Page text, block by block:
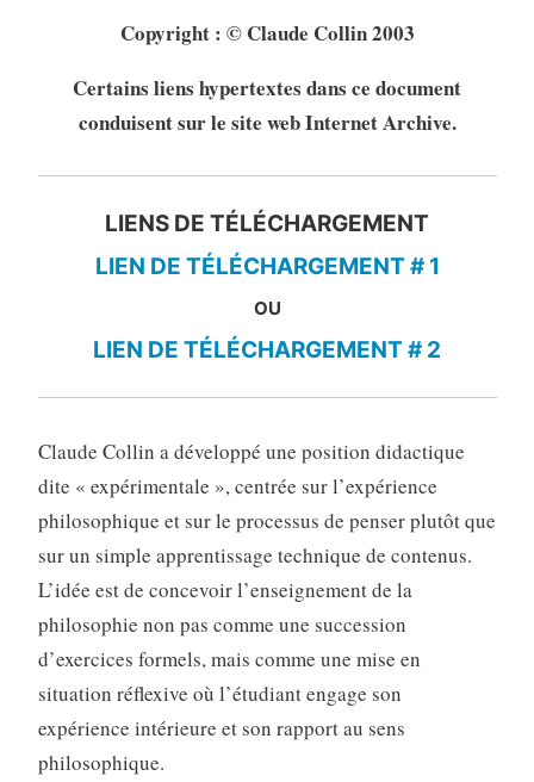
Copyright : © Claude Collin 2003
Certains liens hypertextes dans ce document
conduisent sur le site web Internet Archive.
LIENS DE TÉLÉCHARGEMENT
LIEN DE TÉLÉCHARGEMENT # 1
OU
LIEN DE TÉLÉCHARGEMENT # 2
Claude Collin a développé une position didactique
dite « expérimentale », centrée sur l’expérience
philosophique et sur le processus de penser plutôt que
sur un simple apprentissage technique de contenus.
L’idée est de concevoir l’enseignement de la
philosophie non pas comme une succession
d’exercices formels, mais comme une mise en
situation réflexive où l’étudiant engage son
expérience intérieure et son rapport au sens
philosophique.